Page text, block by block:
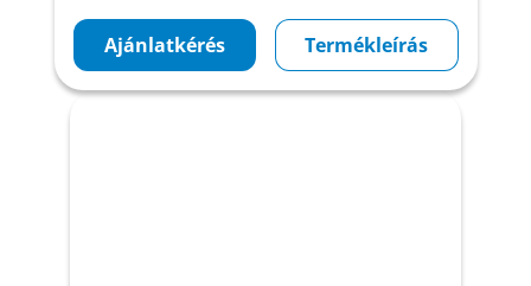
Ajánlatkérés Termékleírás